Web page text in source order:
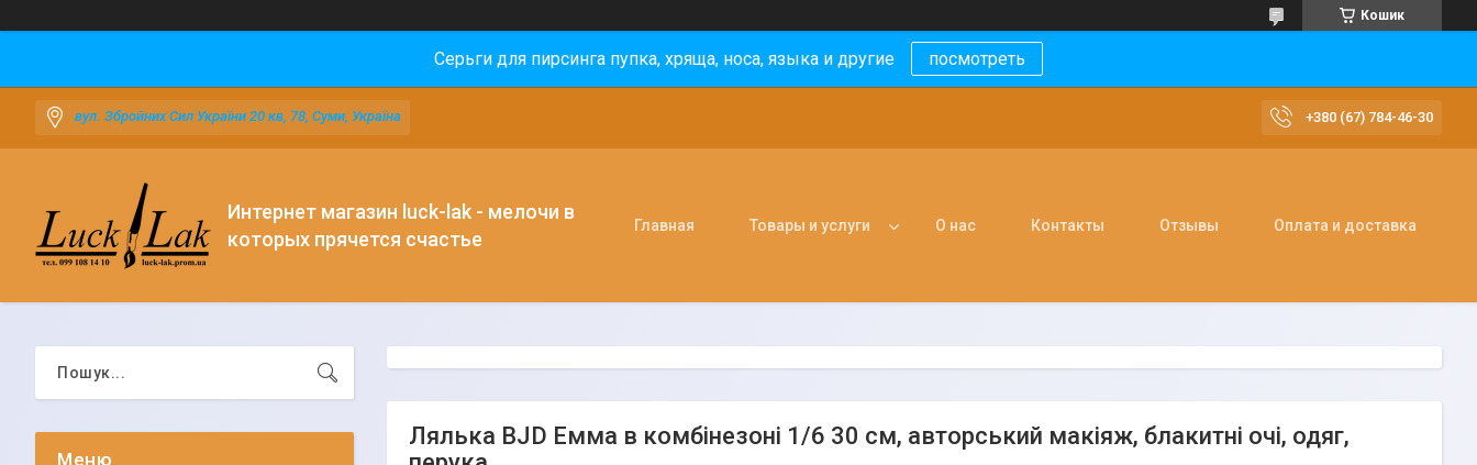
Кошик
Серьги для пирсинга пупка, хряща, носа, языка и другие посмотреть
вул. Збройних Сил України 20 кв, 78, Суми, Україна +380 (67) 784-46-30
Интернет магазин luck-lak - мелочи в
которых прячется счастье
Главная Товары и услуги О нас Контакты Отзывы Оплата и доставка
Лялька BJD Емма в комбінезоні 1/6 30 см, авторський макіяж, блакитні очі, одяг,